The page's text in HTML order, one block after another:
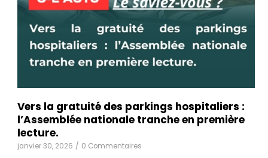
Vers la gratuité des parkings hospitaliers :
l’Assemblée nationale tranche en première
lecture.
janvier 30, 2026 / 0 Commentaires